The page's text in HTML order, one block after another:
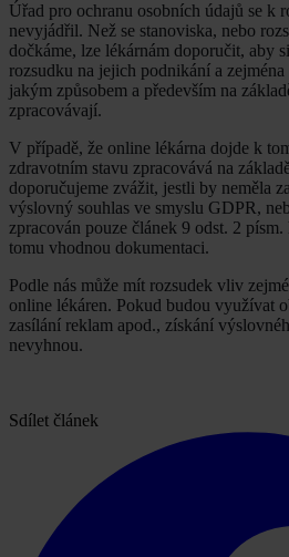
Úřad pro ochranu osobních údajů se k
nevyjádřil. Než se stanoviska, nebo
dočkáme, lze lékárnám doporučit, aby
rozsudku na jejich podnikání a
jakým způsobem a především na
zpracovávají.
V případě, že online lékárna dojde k
zdravotním stavu zpracovává na
doporučujeme zvážit, jestli by neměla
výslovný souhlas ve smyslu GDPR,
zpracován pouze článek 9 odst. 2
tomu vhodnou dokumentaci.
Podle nás může mít rozsudek vliv
online lékáren. Pokud budou využívat
zasílání reklam apod., získání
nevyhnou.
Sdílet článek